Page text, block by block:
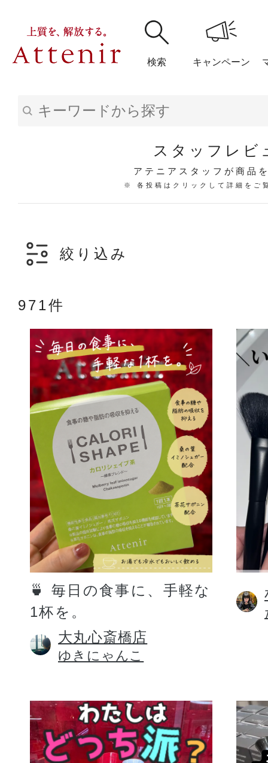
検索 キャンペーン
アテニア
アテニアの「
お友達紹介サ
定期お届けサ
スキンケア人気ライン
ドレススノー
スタッフレビ
アテニアスタッフが商品
※ 各投稿はクリックして詳細をご
絞り込み
971件
🍵 毎日の食事に、手軽な
1杯を。
大丸心斎橋店
ゆきにゃんこ